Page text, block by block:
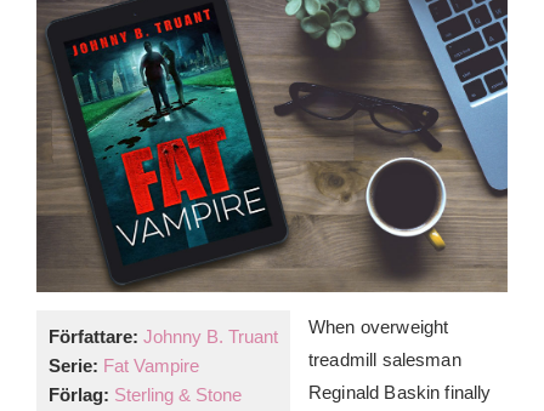
Författare: Johnny B. Truant
Serie: Fat Vampire
Förlag: Sterling & Stone
When overweight
treadmill salesman
Reginald Baskin finally